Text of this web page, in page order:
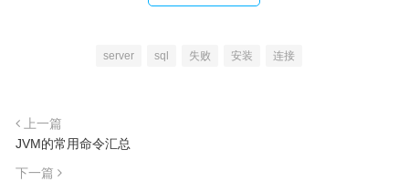
server sql 失败 安装 连接
上一篇
JVM的常用命令汇总
下一篇